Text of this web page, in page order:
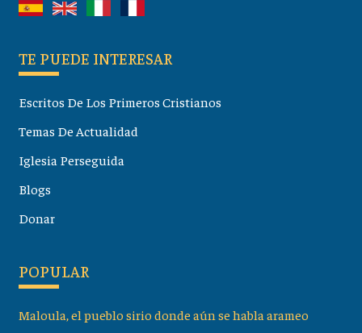
TE PUEDE INTERESAR
Escritos De Los Primeros Cristianos
Temas De Actualidad
Iglesia Perseguida
Blogs
Donar
POPULAR
Maloula, el pueblo sirio donde aún se habla arameo